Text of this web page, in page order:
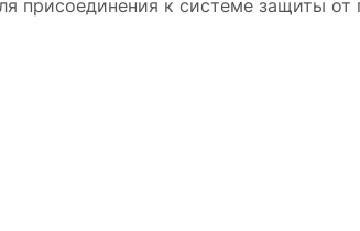
присоединения к системе защиты